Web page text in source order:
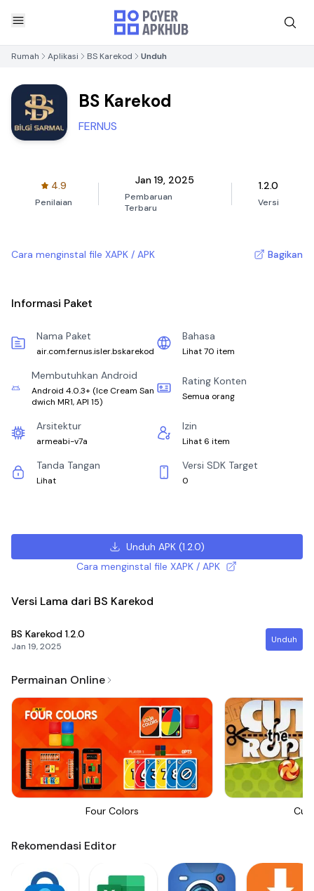
Rumah Aplikasi BS Karekod Unduh
BS Karekod
FERNUS
4.9
Penilaian
Jan 19, 2025
Pembaruan
Terbaru
1.2.0
Versi
Cara menginstal file XAPK / APK Bagikan
Informasi Paket
Nama Paket
air.com.fernus.isler.bskarekod
Bahasa
Lihat 70 item
Membutuhkan Android
Android 4.0.3+(Ice Cream San
dwich MR1, API 15)
Rating Konten
Semua orang
Arsitektur
armeabi-v7a
Izin
Lihat 6 item
Tanda Tangan
Lihat
Versi SDK Target
0
Unduh APK(1.2.0)
Cara menginstal file XAPK / APK
Versi Lama dari BS Karekod
BS Karekod 1.2.0
Jan 19, 2025
Unduh
Permainan Online
Four Colors Cut
Rekomendasi Editor